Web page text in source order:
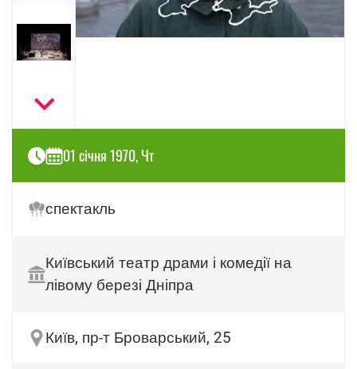
01 січня 1970, Чт
спектакль
Київський театр драми і комедії на
лівому березі Дніпра
Київ, пр-т Броварський, 25